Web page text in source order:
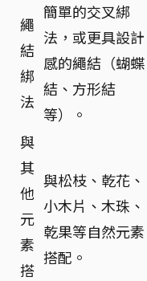
繩
結
綁
法
簡單的交叉綁
法，或更具設計
感的繩結（蝴蝶
結、方形結
等）。
與
其
他
元
素
搭
與松枝、乾花、
小木片、木珠、
乾果等自然元素
搭配。